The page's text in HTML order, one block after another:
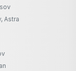
Astra